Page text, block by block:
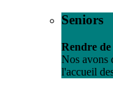
Seniors
Rendre de
Nos avons
l'accueil